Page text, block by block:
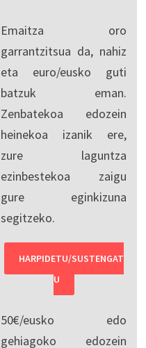
Emaitza oro
garrantzitsua da, nahiz
eta euro/eusko guti
batzuk eman.
Zenbatekoa edozein
heinekoa izanik ere,
zure laguntza
ezinbestekoa zaigu
gure eginkizuna
segitzeko.
HARPIDETU/SUSTENGAT
U
50€/eusko edo
gehiagoko edozein